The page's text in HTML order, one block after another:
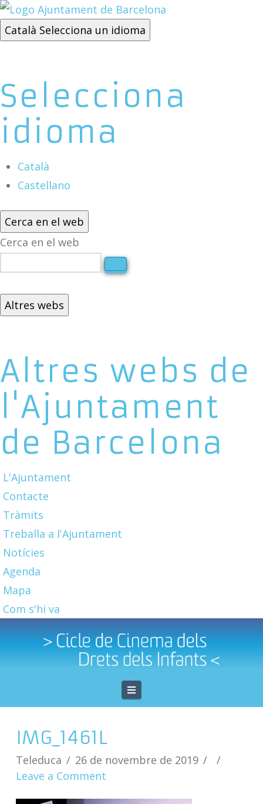
Català Selecciona un idioma
Selecciona
idioma
Català
Castellano
Cerca en el web
Cerca en el web
Altres webs
Altres webs de
l'Ajuntament
de Barcelona
L'Ajuntament
Contacte
Tràmits
Treballa a l'Ajuntament
Notícies
Agenda
Mapa
Com s'hi va
Navigation
IMG_1461L
Teleduca
26 de novembre de 2019
Leave a Comment